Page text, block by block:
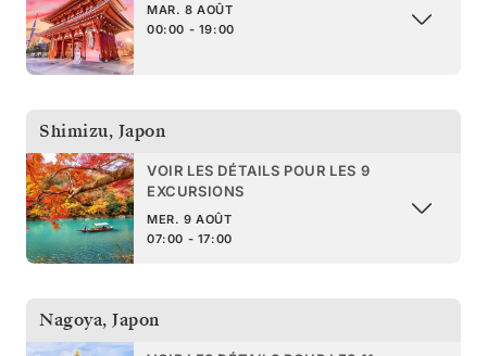
MAR. 8 AOÛT
00:00 - 19:00
Shimizu, Japon
VOIR LES DÉTAILS POUR LES 9
EXCURSIONS
MER. 9 AOÛT
07:00 - 17:00
Nagoya, Japon